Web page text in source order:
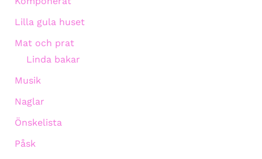
Lilla gula huset
Mat och prat
Linda bakar
Musik
Naglar
Önskelista
Påsk